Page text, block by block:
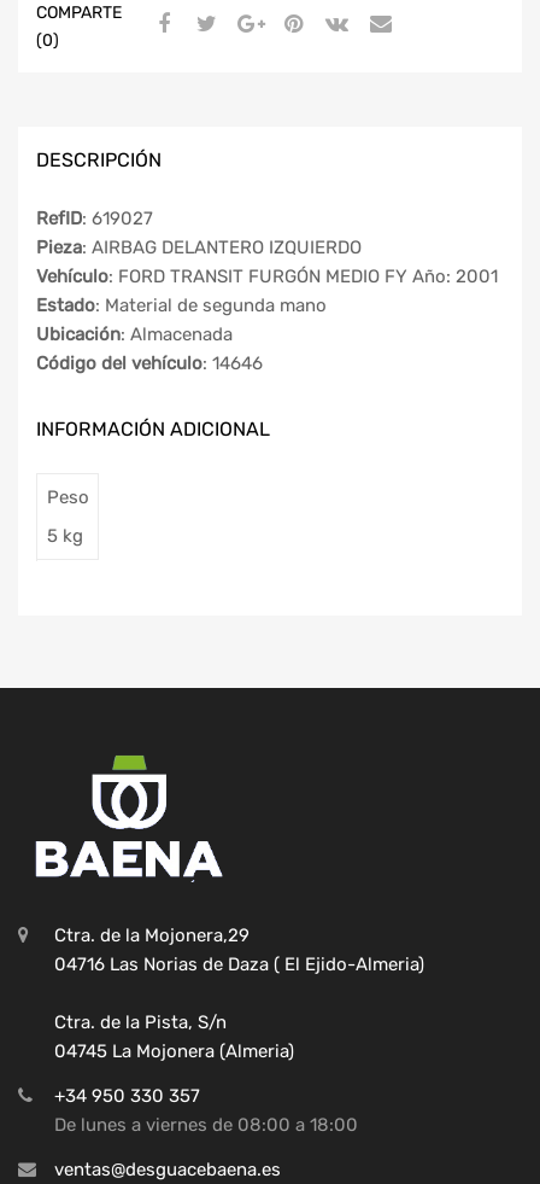
COMPARTE
(0)
DESCRIPCIÓN
RefID: 619027
Pieza: AIRBAG DELANTERO IZQUIERDO
Vehículo: FORD TRANSIT FURGÓN MEDIO FY Año: 2001
Estado: Material de segunda mano
Ubicación: Almacenada
Código del vehículo: 14646
INFORMACIÓN ADICIONAL
Peso
5 kg
Ctra. de la Mojonera,29
04716 Las Norias de Daza ( El Ejido-Almeria)
Ctra. de la Pista, S/n
04745 La Mojonera (Almeria)
+34 950 330 357
De lunes a viernes de 08:00 a 18:00
ventas@desguacebaena.es